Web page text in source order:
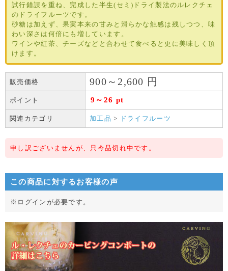
試行錯誤を重ね、完成した半生(セミ)ドライ製法のルレクチェ
のドライフルーツです。
砂糖は加えず、果実本来の甘みと滑らかな触感は残しつつ、味
わい深さは何倍にも増しています。
ワインや紅茶、チーズなどと合わせて食べると更に美味しく頂
けます。
販売価格 900～2,600 円
ポイント 9～26 pt
関連カテゴリ 加工品 > ドライフルーツ
申し訳ございませんが、只今品切れ中です。
この商品に対するお客様の声
※ログインが必要です。